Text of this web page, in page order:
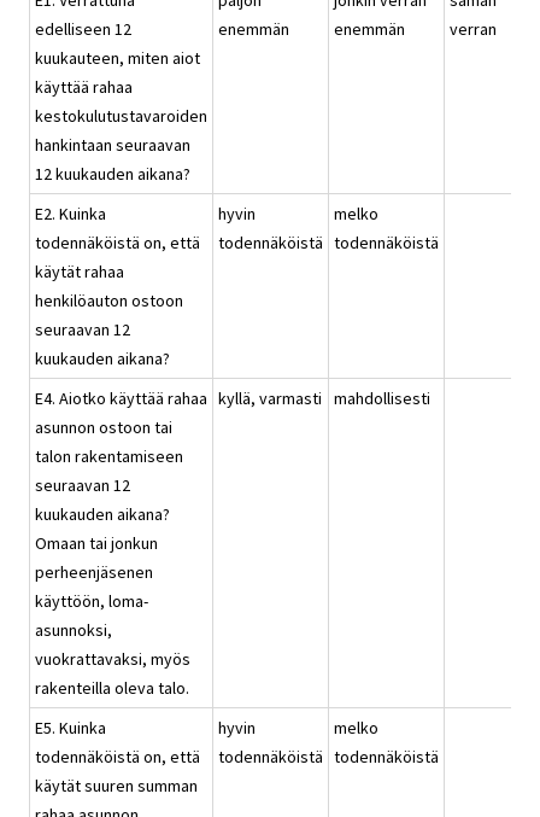
edelliseen 12
kuukauteen, miten aiot
käyttää rahaa
kestokulutustavaroiden
hankintaan seuraavan
12 kuukauden aikana?
enemmän
enemmän
verran
E2. Kuinka
todennäköistä on, että
käytät rahaa
henkilöauton ostoon
seuraavan 12
kuukauden aikana?
hyvin
todennäköistä
melko
todennäköistä
E4. Aiotko käyttää rahaa
asunnon ostoon tai
talon rakentamiseen
seuraavan 12
kuukauden aikana?
Omaan tai jonkun
perheenjäsenen
käyttöön, loma-
asunnoksi,
vuokrattavaksi, myös
rakenteilla oleva talo.
kyllä, varmasti mahdollisesti
E5. Kuinka
todennäköistä on, että
käytät suuren summan
hyvin
todennäköistä
melko
todennäköistä